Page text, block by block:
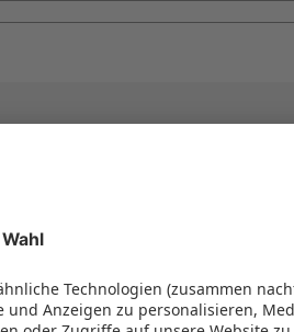
werden – das spart Zeit